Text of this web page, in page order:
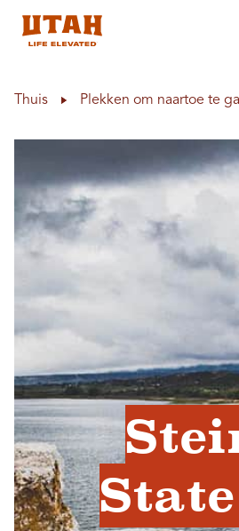
Thuis Plekken om naartoe te